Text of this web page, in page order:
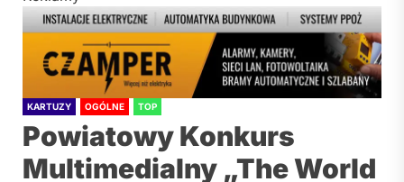
KARTUZY OGÓLNE TOP
Powiatowy Konkurs
Multimedialny „The World